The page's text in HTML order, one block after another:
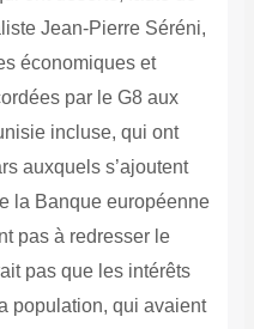
Jean-Pierre Séréni,
économiques et
par le G8 aux
incluse, qui ont
auxquels s’ajoutent
la Banque européenne
pas à redresser le
pas que les intérêts
population, qui avaient